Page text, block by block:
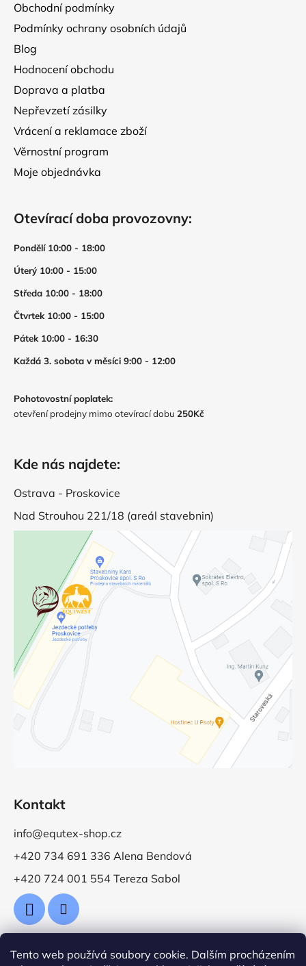
Tento web používá soubory cookie. Dalším procházením
Obchodní podmínky
Podmínky ochrany osobních údajů
Blog
Hodnocení obchodu
Doprava a platba
Nepřevzetí zásilky
Vrácení a reklamace zboží
Věrnostní program
Moje objednávka
Otevírací doba provozovny:
Pondělí 10:00 - 18:00
Úterý 10:00 - 15:00
Středa 10:00 - 18:00
Čtvrtek 10:00 - 15:00
Pátek 10:00 - 16:30
Každá 3. sobota v měsíci 9:00 - 12:00
Pohotovostní poplatek:
otevření prodejny mimo otevírací dobu 250Kč
Kde nás najdete:
Ostrava - Proskovice
Nad Strouhou 221/18 (areál stavebnin)
Kontakt
info@equtex-shop.cz
+420 734 691 336 Alena Bendová
+420 724 001 554 Tereza Sabol
Přijímáme online platby